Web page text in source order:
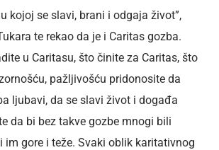
kojoj se slavi, brani i odgaja život”,
te rekao da je i Caritas gozba.
u Caritasu, što činite za Caritas, što
pažljivošću pridonosite da
ljubavi, da se slavi život i događa
da bi bez takve gozbe mnogi bili
im gore i teže. Svaki oblik karitativnog